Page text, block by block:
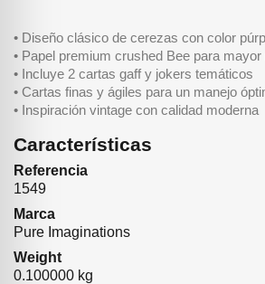
• Diseño clásico de cerezas con color
• Papel premium crushed Bee para
• Incluye 2 cartas gaff y jokers temáticos
• Cartas finas y ágiles para un manejo
• Inspiración vintage con calidad moderna
Características
Referencia
1549
Marca
Pure Imaginations
Weight
0.100000 kg